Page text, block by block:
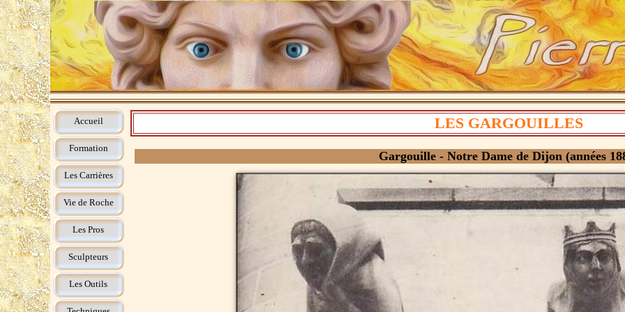
Accueil
Formation
Les Carrières
Vie de Roche
Les Pros
Sculpteurs
Les Outils
LES GARGOUILLES
Gargouille - Notre Dame de Dijon (années